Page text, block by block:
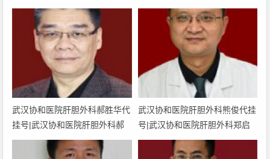
武汉协和医院肝胆外科郝胜华代
挂号|武汉协和医院肝胆外科郝
胜华预约挂号|武汉协和医院肝
胆外科郝胜华网上挂号|武汉协
武汉协和医院肝胆外科熊俊代挂
号|武汉协和医院肝胆外科郑启
昌预约挂号|武汉协和医院肝胆
外科熊俊网上挂号|武汉协和医